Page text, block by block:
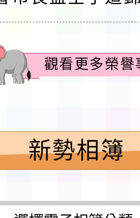
觀看更多榮譽
新勢相簿